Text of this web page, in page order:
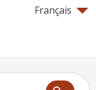
Français